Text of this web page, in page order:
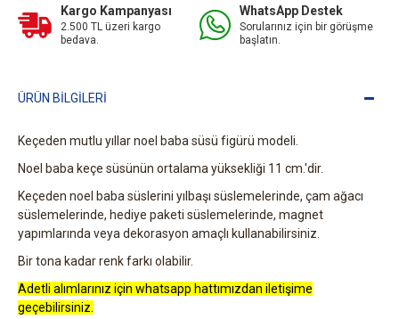
Kargo Kampanyası
2.500 TL üzeri kargo
bedava.
WhatsApp Destek
Sorularınız için bir görüşme
başlatın.
ÜRÜN BILGILERI
Keçeden mutlu yıllar noel baba süsü figürü modeli.
Noel baba keçe süsünün ortalama yüksekliği 11 cm.'dir.
Keçeden noel baba süslerini yılbaşı süslemelerinde, çam ağacı
süslemelerinde, hediye paketi süslemelerinde, magnet
yapımlarında veya dekorasyon amaçlı kullanabilirsiniz.
Bir tona kadar renk farkı olabilir.
Adetli alımlarınız için whatsapp hattımızdan iletişime
geçebilirsiniz.